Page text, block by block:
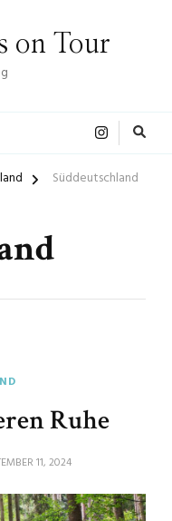
on Tour
Süddeutschland
Ruhe
11, 2024